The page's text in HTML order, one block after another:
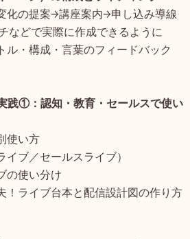
化の提案→講座案内→申し込み導線
などで実際に作成できるように
ル・構成・言葉のフィードバック
践①：認知・教育・セールスで使い
使い方
ブ／セールスライブ）
の使い分け
！ライブ台本と配信設計図の作り方